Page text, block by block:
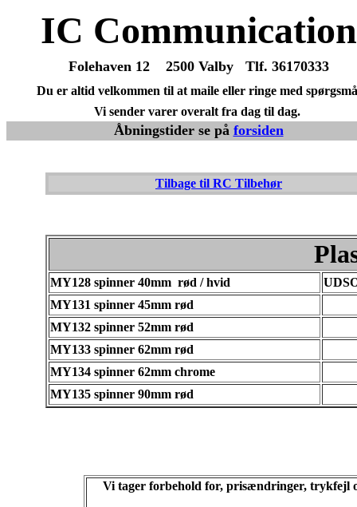
IC Communication
Folehaven 12 2500 Valby Tlf. 36170333
Du er altid velkommen til at maile eller ringe med
Vi sender varer overalt fra dag til dag.
Åbningstider se på forsiden
Tilbage til RC Tilbehør
MY128 spinner 40mm rød / hvid
MY131 spinner 45mm rød
MY132 spinner 52mm rød
MY133 spinner 62mm rød
MY134 spinner 62mm chrome
MY135 spinner 90mm rød
Vi tager forbehold for, prisændringer, trykfejl